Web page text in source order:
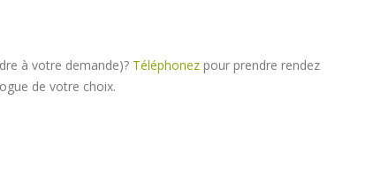
à votre demande)? Téléphonezpour prendre rendez
de votre choix.